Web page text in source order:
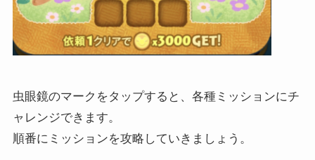
虫眼鏡のマークをタップすると、各種ミッションにチ
ャレンジできます。
順番にミッションを攻略していきましょう。